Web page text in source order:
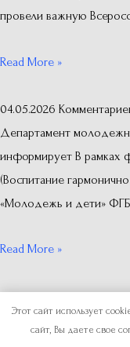
провели важную
Read More »
04.05.2026
Департамент
информирует В рамках
(Воспитание
«Молодежь и дети»
Read More »
Copyright ©
Этот сайт использует
сайт, Вы даете свое